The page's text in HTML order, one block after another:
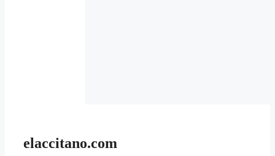
elaccitano.com